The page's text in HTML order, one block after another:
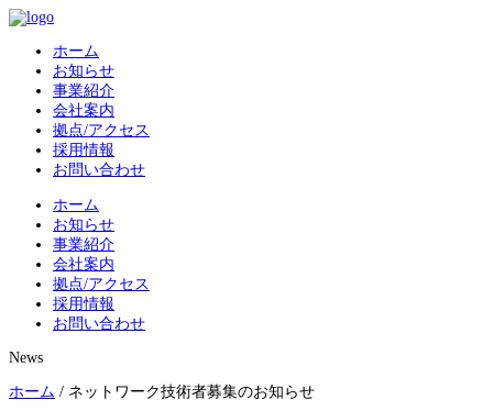
ホーム
お知らせ
事業紹介
会社案内
拠点/アクセス
採用情報
お問い合わせ
ホーム
お知らせ
事業紹介
会社案内
拠点/アクセス
採用情報
お問い合わせ
News
ホーム / ネットワーク技術者募集のお知らせ